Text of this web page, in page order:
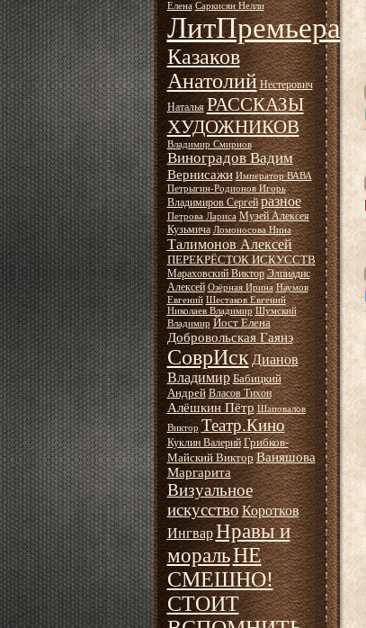
Елена Саркисян Нелли
ЛитПремьера
Казаков
Анатолий Нестерович
Наталья РАССКАЗЫ
ХУДОЖНИКОВ
Владимир Смирнов
Виноградов Вадим
Вернисажи Император ВАВА
Петрыгин-Родионов Игорь
Владимиров Сергей разное
Петрова Лариса Музей Алексея
Кузьмича Ломоносова Нина
Талимонов Алексей
ПЕРЕКРЁСТОК ИСКУССТВ
Мараховский Виктор Элпиадис
Алексей Озёрная Ирина Наумов
Евгений Шестаков Евгений
Николаев Владимир Шумский
Владимир Йост Елена
Добровольская Гаянэ
СоврИскДианов
Владимир Бабицкий
Андрей Власов Тихон
Алёшкин Пётр Шаповалов
Виктор Театр.Кино
Куклин Валерий Грибков-
Майский Виктор Ваняшова
Маргарита
Визуальное
искусствоКоротков
ИнгварНравы и
моральНЕ
СМЕШНО!
СТОИТ